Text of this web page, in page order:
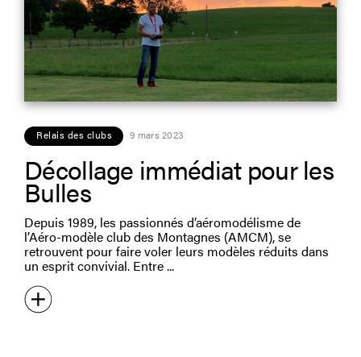
Relais des clubs 9 mars 2023
Décollage immédiat pour les
Bulles
Depuis 1989, les passionnés d’aéromodélisme de
l’Aéro-modèle club des Montagnes (AMCM), se
retrouvent pour faire voler leurs modèles réduits dans
un esprit convivial. Entre